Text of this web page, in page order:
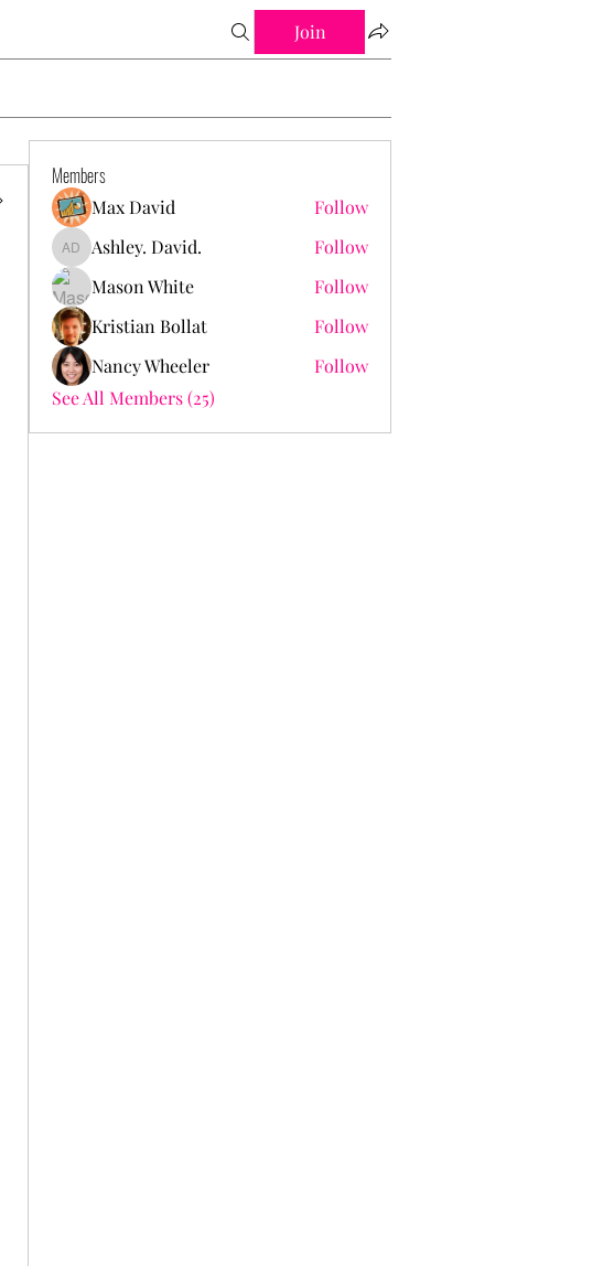
Join
Members
Max David Follow
Ashley. David.
Ashley. David.
Follow
Mason White
Follow
Kristian Bollat
Follow
Nancy Wheeler
Follow
See All Members (25)